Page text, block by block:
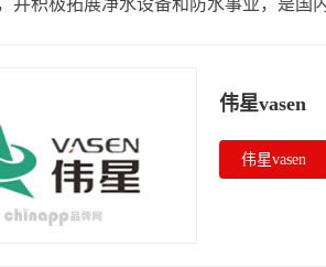
并积极拓展净水设备和防水事业，是国
伟星vasen
伟星vasen